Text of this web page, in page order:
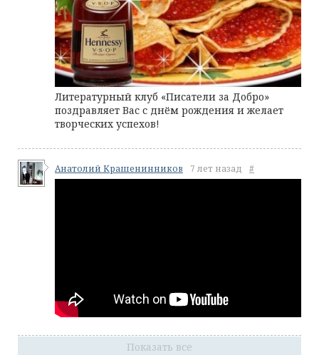
Литературный клуб «Писатели за Добро»
поздравляет Вас с днём рождения и желает
творческих успехов!
Анатолий Крашенинников 7 лет назад #
Показать все